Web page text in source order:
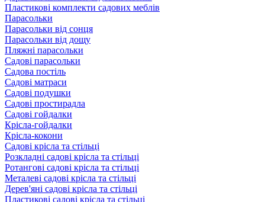
Пластикові комплекти садових меблів
Парасольки
Парасольки від сонця
Парасольки від дощу
Пляжні парасольки
Садові парасольки
Садова постіль
Садові матраси
Садові подушки
Садові простирадла
Садові гойдалки
Крісла-гойдалки
Крісла-кокони
Садові крісла та стільці
Розкладні садові крісла та стільці
Ротангові садові крісла та стільці
Металеві садові крісла та стільці
Дерев'яні садові крісла та стільці
Пластикові садові крісла та стільці